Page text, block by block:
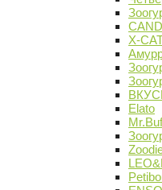
X-
Elato